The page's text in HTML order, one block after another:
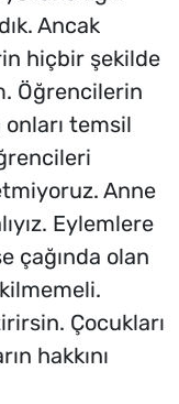
Ancak
hiçbir şekilde
Öğrencilerin
temsil
Anne
Eylemlere
çağında olan
Çocukları
hakkını